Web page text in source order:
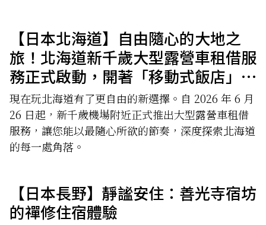
【日本北海道】自由隨心的大地之
旅！北海道新千歲大型露營車租借服
務正式啟動，開著「移動式飯店」暢
遊北國
現在玩北海道有了更自由的新選擇。自 2026 年 6 月
26 日起，新千歲機場附近正式推出大型露營車租借
服務，讓您能以最隨心所欲的節奏，深度探索北海道
的每一處角落。
【日本長野】靜謐安住：善光寺宿坊
的禪修住宿體驗